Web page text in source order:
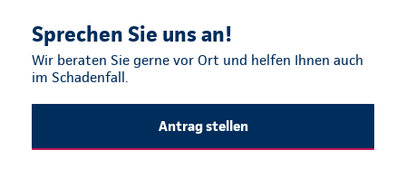
Sprechen Sie uns an!
Wir beraten Sie gerne vor Ort und helfen Ihnen auch
im Schadenfall.
Antrag stellen